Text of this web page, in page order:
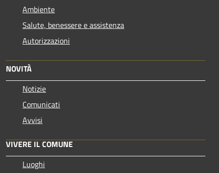
Ambiente
Salute, benessere e assistenza
Autorizzazioni
NOVITÀ
Notizie
Comunicati
Avvisi
VIVERE IL COMUNE
Luoghi